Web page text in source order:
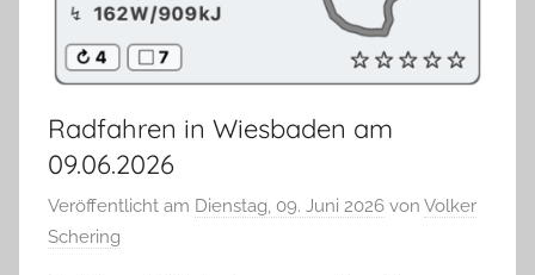
Radfahren in Wiesbaden am
09.06.2026
Veröffentlicht am Dienstag, 09. Juni 2026 von Volker
Schering